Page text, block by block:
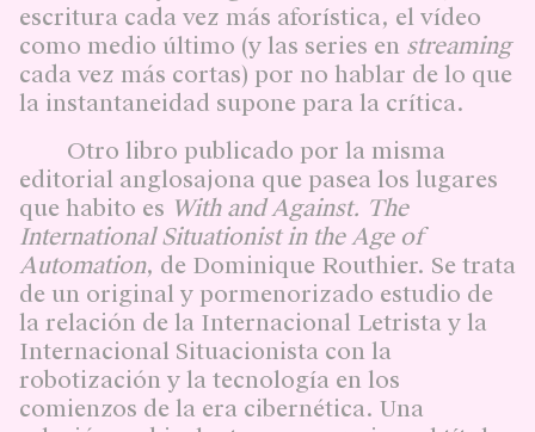
escritura cada vez más aforística, el vídeo
como medio último (y las series en streaming
cada vez más cortas) por no hablar de lo que
la instantaneidad supone para la crítica.
Otro libro publicado por la misma
editorial anglosajona que pasea los lugares
que habito es With and Against. The
International Situationist in the Age of
Automation, de Dominique Routhier. Se trata
de un original y pormenorizado estudio de
la relación de la Internacional Letrista y la
Internacional Situacionista con la
robotización y la tecnología en los
comienzos de la era cibernética. Una